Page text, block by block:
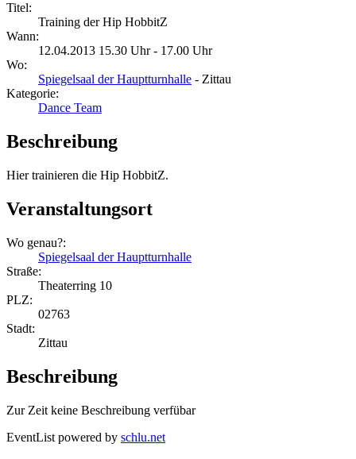
Titel:
Training der Hip HobbitZ
Wann:
12.04.2013 15.30 Uhr - 17.00 Uhr
Wo:
Spiegelsaal der Hauptturnhalle - Zittau
Kategorie:
Dance Team
Beschreibung
Hier trainieren die Hip HobbitZ.
Veranstaltungsort
Wo genau?:
Spiegelsaal der Hauptturnhalle
Straße:
Theaterring 10
PLZ:
02763
Stadt:
Zittau
Beschreibung
Zur Zeit keine Beschreibung verfübar
EventList powered by schlu.net